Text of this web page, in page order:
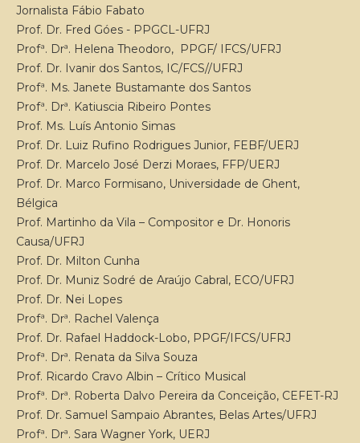
Jornalista Fábio Fabato
Prof. Dr. Fred Góes - PPGCL-UFRJ
Profª. Drª. Helena Theodoro, PPGF/ IFCS/UFRJ
Prof. Dr. Ivanir dos Santos, IC/FCS//UFRJ
Profª. Ms. Janete Bustamante dos Santos
Profª. Drª. Katiuscia Ribeiro Pontes
Prof. Ms. Luís Antonio Simas
Prof. Dr. Luiz Rufino Rodrigues Junior, FEBF/UERJ
Prof. Dr. Marcelo José Derzi Moraes, FFP/UERJ
Prof. Dr. Marco Formisano, Universidade de Ghent,
Bélgica
Prof. Martinho da Vila – Compositor e Dr. Honoris
Causa/UFRJ
Prof. Dr. Milton Cunha
Prof. Dr. Muniz Sodré de Araújo Cabral, ECO/UFRJ
Prof. Dr. Nei Lopes
Profª. Drª. Rachel Valença
Prof. Dr. Rafael Haddock-Lobo, PPGF/IFCS/UFRJ
Profª. Drª. Renata da Silva Souza
Prof. Ricardo Cravo Albin – Crítico Musical
Profª. Drª. Roberta Dalvo Pereira da Conceição, CEFET-RJ
Prof. Dr. Samuel Sampaio Abrantes, Belas Artes/UFRJ
Profª. Drª. Sara Wagner York, UERJ